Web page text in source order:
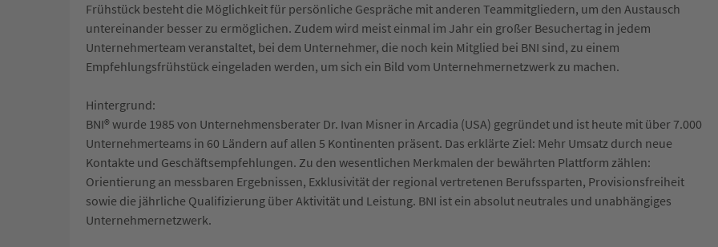
Frühstück besteht die Möglichkeit für persönliche Gespräche mit anderen Teammitgliedern, um den Austausch
untereinander besser zu ermöglichen. Zudem wird meist einmal im Jahr ein großer Besuchertag in jedem
Unternehmerteam veranstaltet, bei dem Unternehmer, die noch kein Mitglied bei BNI sind, zu einem
Empfehlungsfrühstück eingeladen werden, um sich ein Bild vom Unternehmernetzwerk zu machen.
Hintergrund:
BNI® wurde 1985 von Unternehmensberater Dr. Ivan Misner in Arcadia (USA) gegründet und ist heute mit über 7.000
Unternehmerteams in 60 Ländern auf allen 5 Kontinenten präsent. Das erklärte Ziel: Mehr Umsatz durch neue
Kontakte und Geschäftsempfehlungen. Zu den wesentlichen Merkmalen der bewährten Plattform zählen:
Orientierung an messbaren Ergebnissen, Exklusivität der regional vertretenen Berufssparten, Provisionsfreiheit
sowie die jährliche Qualifizierung über Aktivität und Leistung. BNI ist ein absolut neutrales und unabhängiges
Unternehmernetzwerk.